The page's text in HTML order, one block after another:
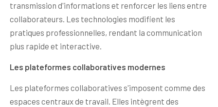
transmission d'informations et renforcer les liens entre
collaborateurs. Les technologies modifient les
pratiques professionnelles, rendant la communication
plus rapide et interactive.
Les plateformes collaboratives modernes
Les plateformes collaboratives s'imposent comme des
espaces centraux de travail. Elles intègrent des